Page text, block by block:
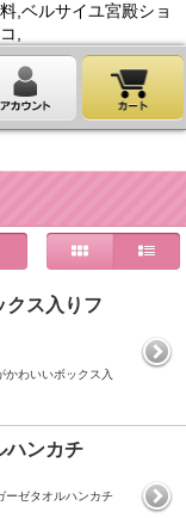
,ベルサイユ宮殿ショ
,
ス入りフ
かわいいボックス入
ンカチ
ーゼタオルハンカチ